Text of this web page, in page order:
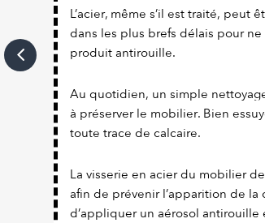
L’acier, même s’il est traité, peut
dans les plus brefs délais pour
produit antirouille.
Au quotidien, un simple
à préserver le mobilier. Bien
toute trace de calcaire.
La visserie en acier du mobilier
afin de prévenir l’apparition de
d’appliquer un aérosol antirouille